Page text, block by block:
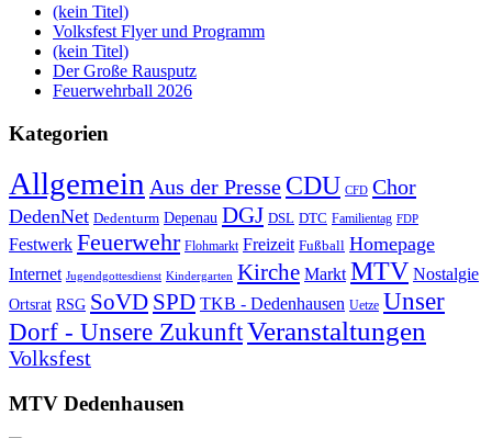
(kein Titel)
Volksfest Flyer und Programm
(kein Titel)
Der Große Rausputz
Feuerwehrball 2026
Kategorien
Allgemein Aus der Presse CDU CFD Chor
DedenNet Dedenturm Depenau DGJ DSL DTC Familientag FDP
Festwerk Feuerwehr Flohmarkt Freizeit Fußball Homepage
Internet Jugendgottesdienst Kindergarten Kirche Markt MTV Nostalgie
Ortsrat RSG SoVD SPD TKB - Dedenhausen Uetze Unser
Dorf - Unsere ZukunftVeranstaltungen
Volksfest
MTV Dedenhausen